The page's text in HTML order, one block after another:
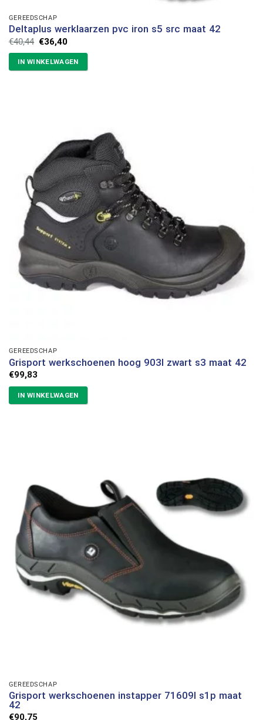
GEREEDSCHAP
Deltaplus werklaarzen pvc iron s5 src maat 42
€40,44 Oorspronkelijke
prijs
was:
€40,44.
€36,40Huidige
is:
€36,40.
IN WINKELWAGEN
GEREEDSCHAP
Grisport werkschoenen hoog 903l zwart s3 maat 42
€99,83
IN WINKELWAGEN
GEREEDSCHAP
Grisport werkschoenen instapper 71609l s1p maat
42
€90,75